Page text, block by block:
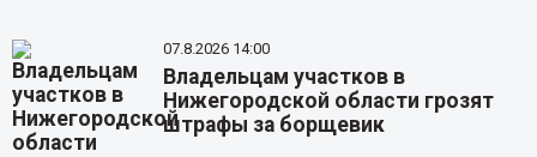
07.8.2026 14:00
Владельцам участков в
Нижегородской области грозят
штрафы за борщевик